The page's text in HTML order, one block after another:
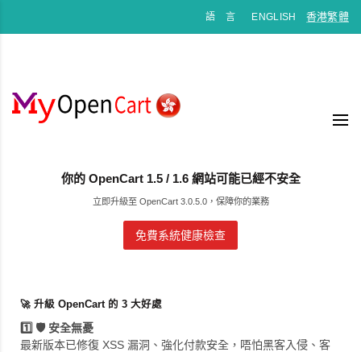
語 言 ENGLISH 香港繁體
你的 OpenCart 1.5 / 1.6 網站可能已經不安全
立即升級至 OpenCart 3.0.5.0，保障你的業務
免費系統健康檢查
🚀 升級 OpenCart 的 3 大好處
1️⃣ 🛡️ 安全無憂
最新版本已修復 XSS 漏洞、強化付款安全，唔怕黑客入侵、客